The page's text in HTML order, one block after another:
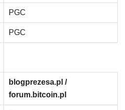
PGC
PGC
blogprezesa.pl /
forum.bitcoin.pl